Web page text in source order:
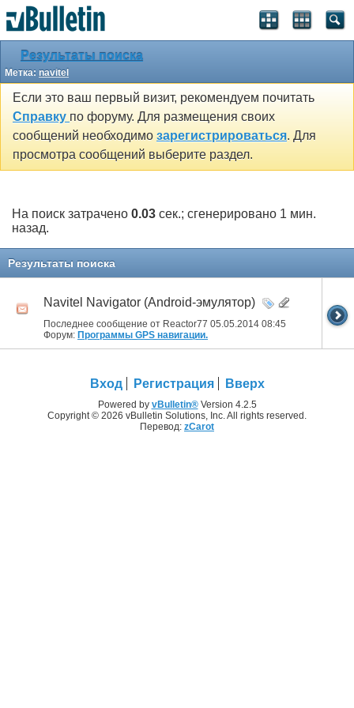
Результаты поиска
Метка: navitel
Если это ваш первый визит, рекомендуем почитать
Справку по форуму. Для размещения своих
сообщений необходимо зарегистрироваться. Для
просмотра сообщений выберите раздел.
На поиск затрачено 0.03 сек.; сгенерировано 1 мин.
назад.
Результаты поиска
Navitel Navigator (Android-эмулятор)
Последнее сообщение от Reactor77 05.05.2014 08:45
Форум: Программы GPS навигации.
Вход Регистрация Вверх
Powered by vBulletin®Version 4.2.5
Copyright © 2026 vBulletin Solutions, Inc. All rights reserved.
Перевод: zCarot